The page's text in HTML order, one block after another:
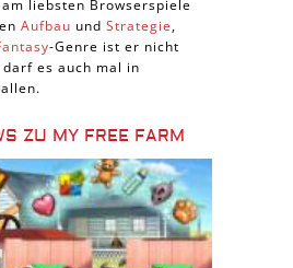
liebsten Browserspiele
Aufbau und Strategie,
-Genre ist er nicht
es auch mal in
ZU MY FREE FARM